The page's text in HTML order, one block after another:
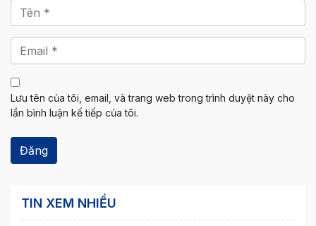
Lưu tên của tôi, email, và trang web trong trình duyệt này cho
lần bình luận kế tiếp của tôi.
TIN XEM NHIỀU